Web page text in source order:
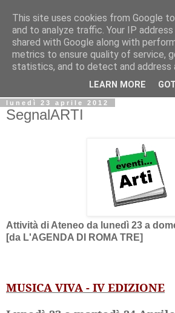
Biblio@rti in
Il Blog della Biblioteca di Area delle
informazioni iniziative incontri
lunedì 23 aprile 2012
SegnalARTI
Attività di Ateneo da lunedì 23 a
[da L'AGENDA DI ROMA TRE]
MUSICA VIVA - IV EDIZIONE
This site uses cookies from Google
and to analyze traffic. Your IP
shared with Google along with
metrics to ensure quality of service,
statistics, and to detect and address
LEARN MORE